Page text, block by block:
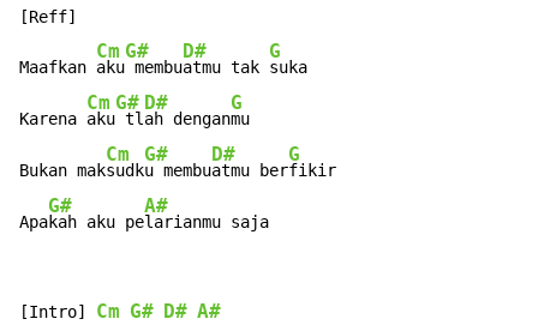
[Reff]
Maafkan
Cm
aku
G#
membu
D#
atmu tak
G
suka
Karena
Cm
aku
G#
tl
D#
ah dengan
G
mu
Bukan mak
Cm
sudk
G#
u membu
D#
atmu ber
G
fikir
Apa
G#
kah aku pe
A#
larianmu saja
[Intro] Cm G# D# A#